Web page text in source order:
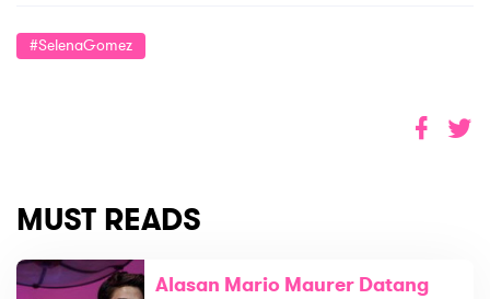
#SelenaGomez
MUST READS
Alasan Mario Maurer Datang